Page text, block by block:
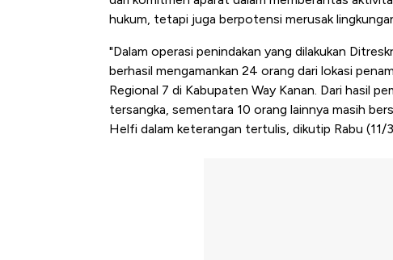
hukum, tetapi juga berpotensi merusak
"Dalam operasi penindakan yang dilakukan
berhasil mengamankan 24 orang dari lokasi
Regional 7 di Kabupaten Way Kanan. Dari hasil
tersangka, sementara 10 orang lainnya masih
Helfi dalam keterangan tertulis, dikutip Rabu (11/